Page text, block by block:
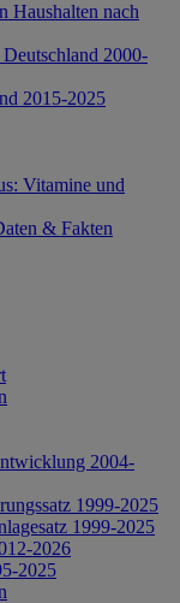
Haushalten nach
2000-
2015-2025
Vitamine und
& Fakten
2004-
1999-2025
1999-2025
2026
2025